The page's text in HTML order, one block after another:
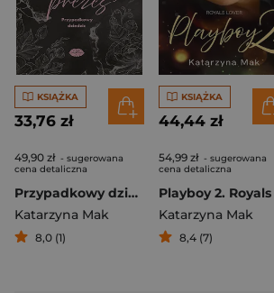
KSIĄŻKA
33,76 zł
49,90 zł - sugerowana
cena detaliczna
Przypadkowy dziedzic. Jego wysokość prezes. Tom 3
Katarzyna Mak
8,0 (1)
KSIĄŻKA
44,44 zł
54,99 zł - sugerowana
cena detaliczna
Katarzyna Mak
8,4 (7)